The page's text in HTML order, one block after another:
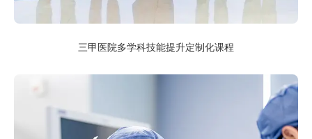
三甲医院多学科技能提升定制化课程